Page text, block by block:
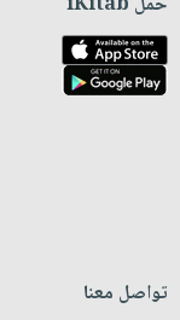
تواصل معنا